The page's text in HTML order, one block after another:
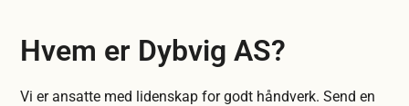
Hvem er Dybvig AS?
Vi er ansatte med lidenskap for godt håndverk. Send en